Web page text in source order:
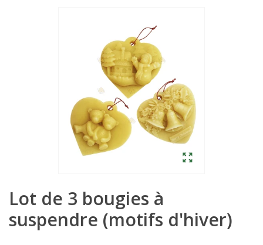
Lot de 3 bougies à
suspendre (motifs d'hiver)